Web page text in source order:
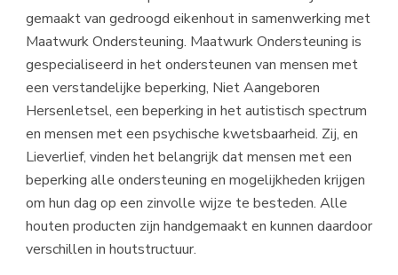
gemaakt van gedroogd eikenhout in samenwerking met
Maatwurk Ondersteuning. Maatwurk Ondersteuning is
gespecialiseerd in het ondersteunen van mensen met
een verstandelijke beperking, Niet Aangeboren
Hersenletsel, een beperking in het autistisch spectrum
en mensen met een psychische kwetsbaarheid. Zij, en
Lieverlief, vinden het belangrijk dat mensen met een
beperking alle ondersteuning en mogelijkheden krijgen
om hun dag op een zinvolle wijze te besteden. Alle
houten producten zijn handgemaakt en kunnen daardoor
verschillen in houtstructuur.